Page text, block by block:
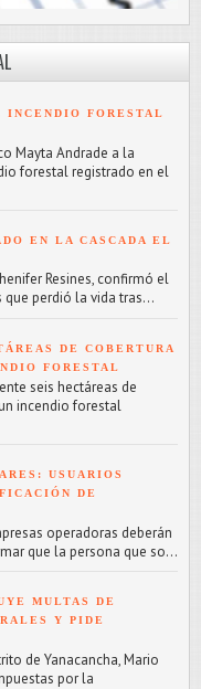
FORESTAL
Mayta Andrade a la
forestal registrado en el
EN LA CASCADA EL
Resines, confirmó el
perdió la vida tras...
DE COBERTURA
FORESTAL
seis hectáreas de
incendio forestal
USUARIOS
DE
operadoras deberán
que la persona que so...
MULTAS DE
Y PIDE
de Yanacancha, Mario
por la